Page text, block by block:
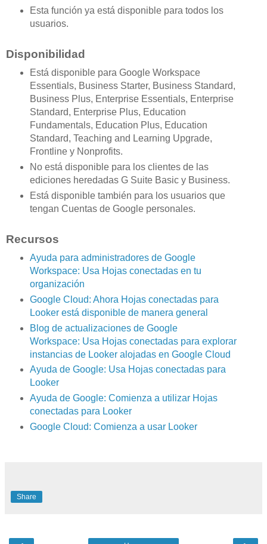
Esta función ya está disponible para todos los
usuarios.
Disponibilidad
Está disponible para Google Workspace
Essentials, Business Starter, Business Standard,
Business Plus, Enterprise Essentials, Enterprise
Standard, Enterprise Plus, Education
Fundamentals, Education Plus, Education
Standard, Teaching and Learning Upgrade,
Frontline y Nonprofits.
No está disponible para los clientes de las
ediciones heredadas G Suite Basic y Business.
Está disponible también para los usuarios que
tengan Cuentas de Google personales.
Recursos
Ayuda para administradores de Google
Workspace: Usa Hojas conectadas en tu
organización
Google Cloud: Ahora Hojas conectadas para
Looker está disponible de manera general
Blog de actualizaciones de Google
Workspace: Usa Hojas conectadas para explorar
instancias de Looker alojadas en Google Cloud
Ayuda de Google: Usa Hojas conectadas para
Looker
Ayuda de Google: Comienza a utilizar Hojas
conectadas para Looker
Google Cloud: Comienza a usar Looker
Share